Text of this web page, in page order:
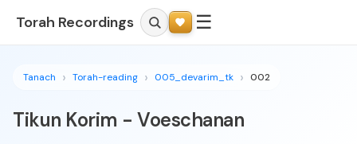
Torah Recordings ☰
Tanach Torah-reading 005_devarim_tk 002
Tikun Korim - Voeschanan